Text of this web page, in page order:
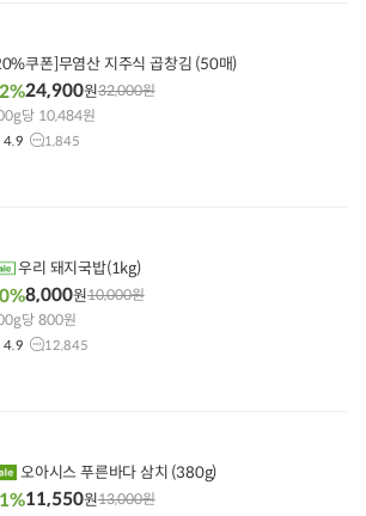
쿠폰]무염산 지주식 곱창김 (50매)
24,900원32,000원
당 10,484원
4.9 1,845
우리 돼지국밥(1kg)
8,000원10,000원
당 800원
4.9 12,845
오아시스 푸른바다 삼치 (380g)
11,550원13,000원